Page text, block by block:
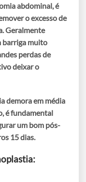
abdominal, é
o excesso de
Geralmente
barriga muito
perdas de
deixar o
demora em média
é fundamental
um bom pós-
15 dias.